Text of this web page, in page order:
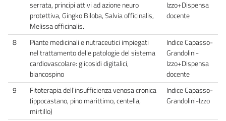
serrata, principi attivi ad azione neuro
protettiva, Gingko Biloba, Salvia officinalis,
Melissa officinalis.
Izzo+Dispensa
docente
8
Piante medicinali e nutraceutici impiegati
nel trattamento delle patologie del sistema
cardiovascolare: glicosidi digitalici,
biancospino
Indice Capasso-
Grandolini-
Izzo+Dispensa
docente
9
Fitoterapia dell’insufficienza venosa cronica
(ippocastano, pino marittimo, centella,
mirtillo)
Indice Capasso-
Grandolini-Izzo